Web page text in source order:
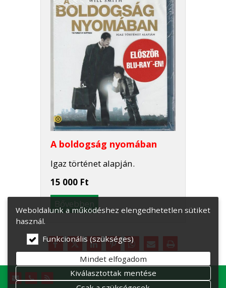
A boldogság nyomában
Igaz történet alapján.
15 000 Ft
Bővebben
Weboldalunk a működéshez elengedhetetlen sütiket
használ.
Funkcionális (szükséges)
Mindet elfogadom
Kiválasztottak mentése